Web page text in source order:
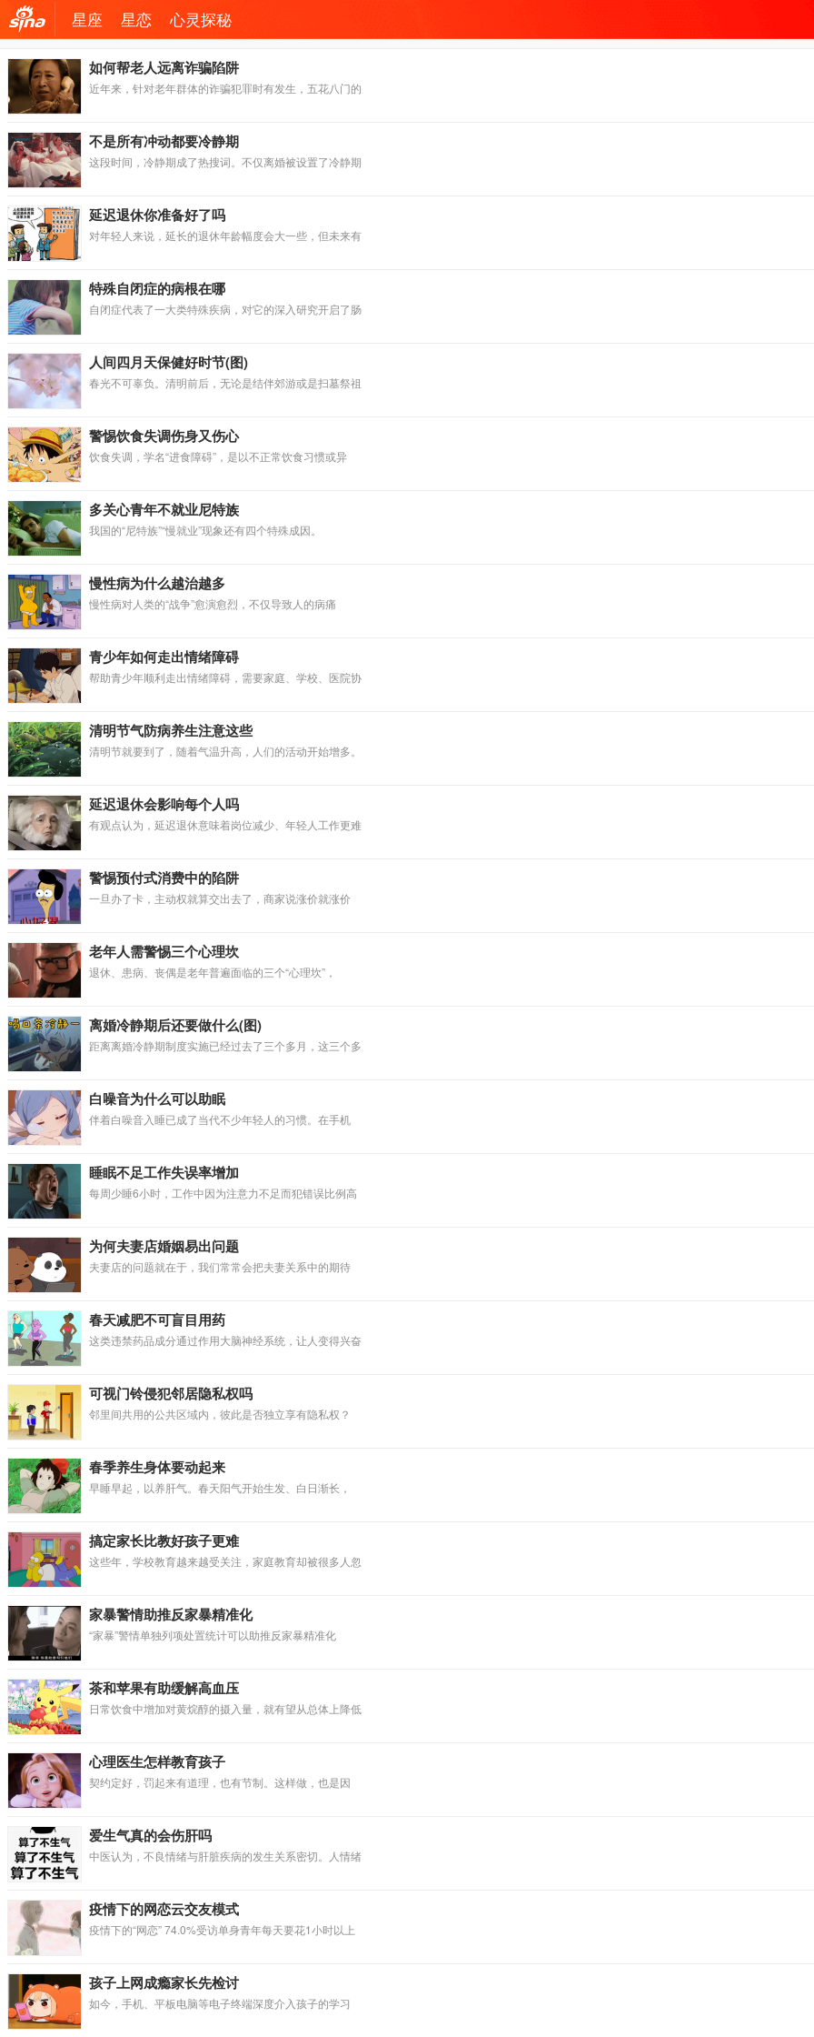
机新
浪网
星座 星恋 心灵探秘
如何帮老人远离诈骗陷阱
近年来，针对老年群体的诈骗犯罪时有发生，五花八门的
不是所有冲动都要冷静期
这段时间，冷静期成了热搜词。不仅离婚被设置了冷静期
延迟退休你准备好了吗
对年轻人来说，延长的退休年龄幅度会大一些，但未来有
特殊自闭症的病根在哪
自闭症代表了一大类特殊疾病，对它的深入研究开启了肠
人间四月天保健好时节(图)
春光不可辜负。清明前后，无论是结伴郊游或是扫墓祭祖
警惕饮食失调伤身又伤心
饮食失调，学名“进食障碍”，是以不正常饮食习惯或异
多关心青年不就业尼特族
我国的“尼特族”“慢就业”现象还有四个特殊成因。
慢性病为什么越治越多
慢性病对人类的“战争”愈演愈烈，不仅导致人的病痛
青少年如何走出情绪障碍
帮助青少年顺利走出情绪障碍，需要家庭、学校、医院协
清明节气防病养生注意这些
清明节就要到了，随着气温升高，人们的活动开始增多。
延迟退休会影响每个人吗
有观点认为，延迟退休意味着岗位减少、年轻人工作更难
警惕预付式消费中的陷阱
一旦办了卡，主动权就算交出去了，商家说涨价就涨价
老年人需警惕三个心理坎
退休、患病、丧偶是老年普遍面临的三个“心理坎”，
离婚冷静期后还要做什么(图)
距离离婚冷静期制度实施已经过去了三个多月，这三个多
白噪音为什么可以助眠
伴着白噪音入睡已成了当代不少年轻人的习惯。在手机
睡眠不足工作失误率增加
每周少睡6小时，工作中因为注意力不足而犯错误比例高
为何夫妻店婚姻易出问题
夫妻店的问题就在于，我们常常会把夫妻关系中的期待
春天减肥不可盲目用药
这类违禁药品成分通过作用大脑神经系统，让人变得兴奋
可视门铃侵犯邻居隐私权吗
邻里间共用的公共区域内，彼此是否独立享有隐私权？
春季养生身体要动起来
早睡早起，以养肝气。春天阳气开始生发、白日渐长，
搞定家长比教好孩子更难
这些年，学校教育越来越受关注，家庭教育却被很多人忽
家暴警情助推反家暴精准化
“家暴”警情单独列项处置统计可以助推反家暴精准化
茶和苹果有助缓解高血压
日常饮食中增加对黄烷醇的摄入量，就有望从总体上降低
心理医生怎样教育孩子
契约定好，罚起来有道理，也有节制。这样做，也是因
爱生气真的会伤肝吗
中医认为，不良情绪与肝脏疾病的发生关系密切。人情绪
疫情下的网恋云交友模式
疫情下的“网恋” 74.0%受访单身青年每天要花1小时以上
孩子上网成瘾家长先检讨
如今，手机、平板电脑等电子终端深度介入孩子的学习